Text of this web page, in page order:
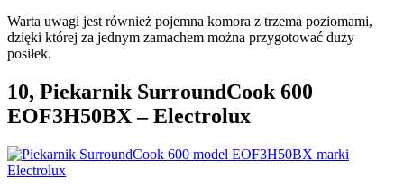
Warta uwagi jest również pojemna komora z trzema poziomami,
dzięki której za jednym zamachem można przygotować duży
posiłek.
10, Piekarnik SurroundCook 600
EOF3H50BX – Electrolux